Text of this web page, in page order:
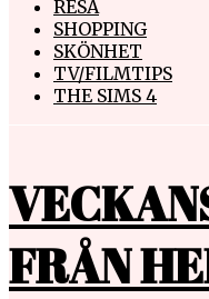
RESA
SHOPPING
SKÖNHET
TV/FILMTIPS
THE SIMS 4
FRÅN